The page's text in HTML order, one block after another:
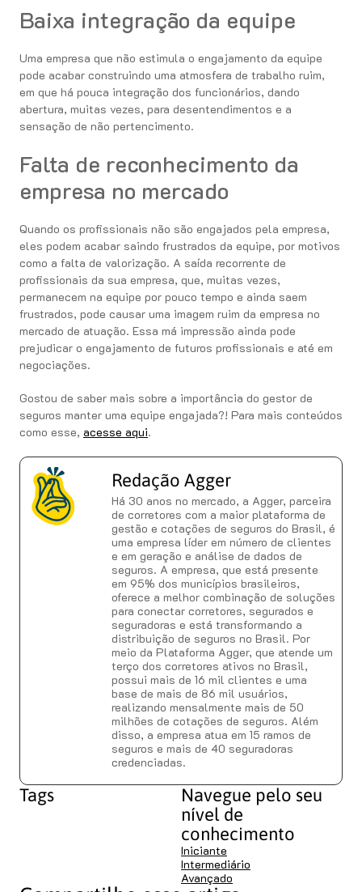
Baixa integração da equipe
Uma empresa que não estimula o engajamento da equipe
pode acabar construindo uma atmosfera de trabalho ruim,
em que há pouca integração dos funcionários, dando
abertura, muitas vezes, para desentendimentos e a
sensação de não pertencimento.
Falta de reconhecimento da
empresa no mercado
Quando os profissionais não são engajados pela empresa,
eles podem acabar saindo frustrados da equipe, por motivos
como a falta de valorização. A saída recorrente de
profissionais da sua empresa, que, muitas vezes,
permanecem na equipe por pouco tempo e ainda saem
frustrados, pode causar uma imagem ruim da empresa no
mercado de atuação. Essa má impressão ainda pode
prejudicar o engajamento de futuros profissionais e até em
negociações.
Gostou de saber mais sobre a importância do gestor de
seguros manter uma equipe engajada?! Para mais conteúdos
como esse, acesse aqui.
Redação Agger
Há 30 anos no mercado, a Agger, parceira
de corretores com a maior plataforma de
gestão e cotações de seguros do Brasil, é
uma empresa líder em número de clientes
e em geração e análise de dados de
seguros. A empresa, que está presente
em 95% dos municípios brasileiros,
oferece a melhor combinação de soluções
para conectar corretores, segurados e
seguradoras e está transformando a
distribuição de seguros no Brasil. Por
meio da Plataforma Agger, que atende um
terço dos corretores ativos no Brasil,
possui mais de 16 mil clientes e uma
base de mais de 86 mil usuários,
realizando mensalmente mais de 50
milhões de cotações de seguros. Além
disso, a empresa atua em 15 ramos de
seguros e mais de 40 seguradoras
credenciadas.
Tags
Navegue pelo seu
nível de
conhecimento
Iniciante
Intermediário
Avançado